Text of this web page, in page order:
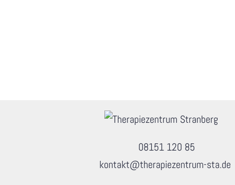
08151 120 85
kontakt@therapiezentrum-sta.de